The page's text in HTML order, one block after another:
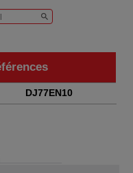
DJ77EN10